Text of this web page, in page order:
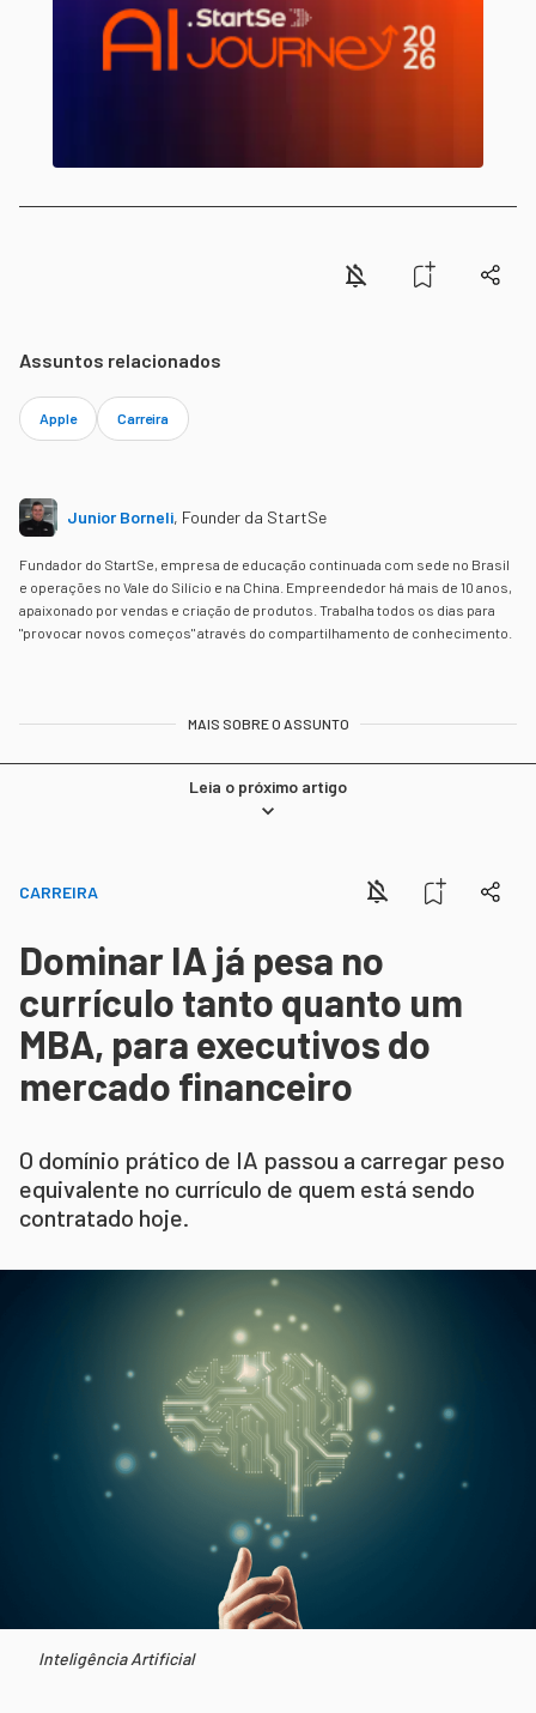
Assuntos relacionados
Apple Carreira
Junior Borneli, Founder da StartSe
Fundador do StartSe, empresa de educação continuada com sede no Brasil
e operações no Vale do Silício e na China. Empreendedor há mais de 10 anos,
apaixonado por vendas e criação de produtos. Trabalha todos os dias para
"provocar novos começos" através do compartilhamento de conhecimento.
MAIS SOBRE O ASSUNTO
Leia o próximo artigo
CARREIRA
Dominar IA já pesa no
currículo tanto quanto um
MBA, para executivos do
mercado financeiro
O domínio prático de IA passou a carregar peso
equivalente no currículo de quem está sendo
contratado hoje.
Inteligência Artificial